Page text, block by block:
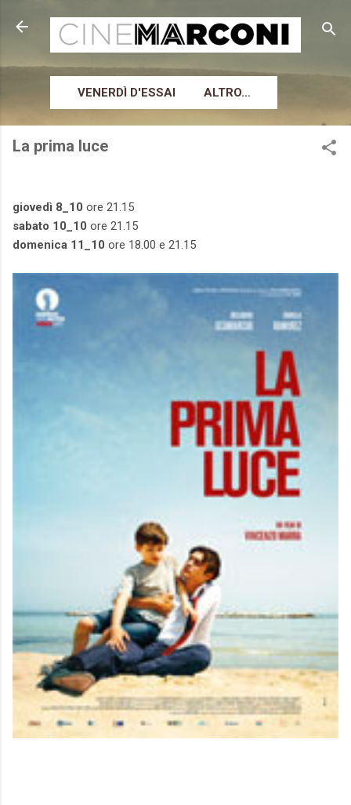
Passa ai contenuti principali
VENERDÌ D'ESSAI ALTRO…
La prima luce
giovedì 8_10 ore 21.15
sabato 10_10 ore 21.15
domenica 11_10 ore 18.00 e 21.15